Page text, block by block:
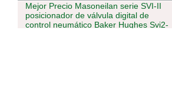
Mejor Precio Masoneilan serie SVI-II
posicionador de válvula digital de
control neumático Baker Hughes Svi2-